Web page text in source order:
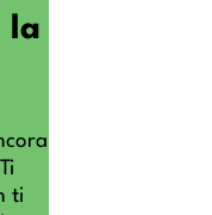
la
ti